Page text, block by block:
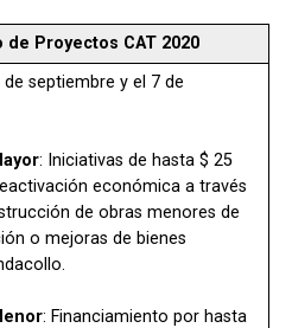
de Proyectos CAT 2020
de septiembre y el 7 de
: Iniciativas de hasta $ 25
económica a través
de obras menores de
o mejoras de bienes
: Financiamiento por hasta